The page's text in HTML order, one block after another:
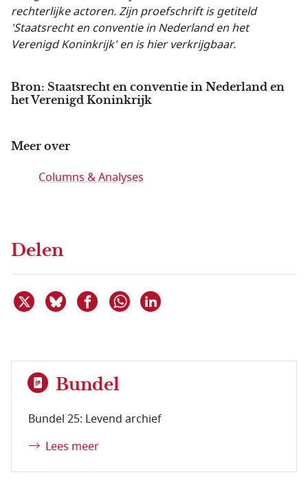
rechterlijke actoren. Zijn proefschrift is getiteld
'Staatsrecht en conventie in Nederland en het
Verenigd Koninkrijk' en is hier verkrijgbaar.
Bron: Staatsrecht en conventie in Nederland en
het Verenigd Koninkrijk
Meer over
Columns & Analyses
Delen
Deel dit item op X
Deel dit item op Bluesky
Deel dit item op Facebook
Delen via WhatsApp
Bundel
Bundel 25: Levend archief
Lees meer